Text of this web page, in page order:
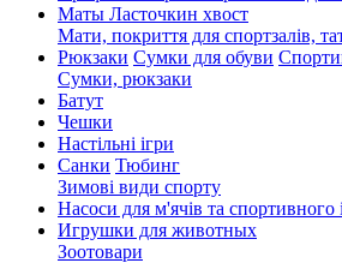
Маты Ласточкин хвост
Мати, покриття для спортзалів,
Рюкзаки Сумки для обуви
Сумки, рюкзаки
Батут
Чешки
Настільні ігри
Санки Тюбинг
Зимові види спорту
Насоси для м'ячів та спортивного
Игрушки для животных
Зоотовари